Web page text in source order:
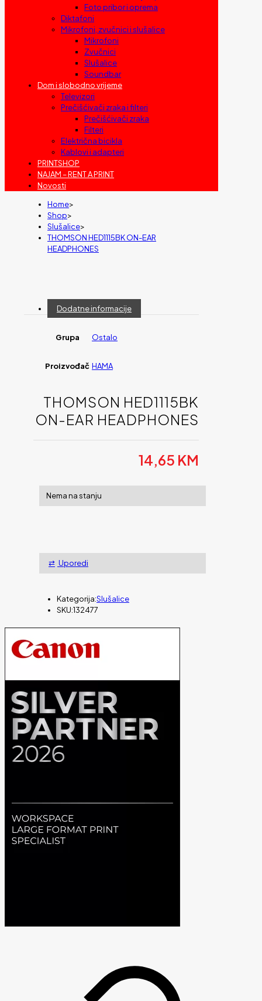
Foto pribor i oprema
Diktafoni
Mikrofoni, zvučnici i slušalice
Mikrofoni
Zvučnici
Slušalice
Soundbar
Dom i slobodno vrijeme
Televizori
Prečišćivači zraka i filteri
Prečišćivači zraka
Filteri
Električna bicikla
Kablovi i adapteri
PRINTSHOP
NAJAM – RENT A PRINT
Novosti
Home>
Shop>
Slušalice>
THOMSON HED1115BK ON-EAR
HEADPHONES
Dodatne informacije
Grupa Ostalo
Proizvođač HAMA
THOMSON HED1115BK
ON-EAR HEADPHONES
14,65 KM
Nema na stanju
Uporedi
Kategorija:Slušalice
SKU:132477